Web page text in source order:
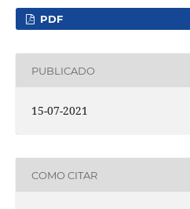
PDF
PUBLICADO
15-07-2021
COMO CITAR